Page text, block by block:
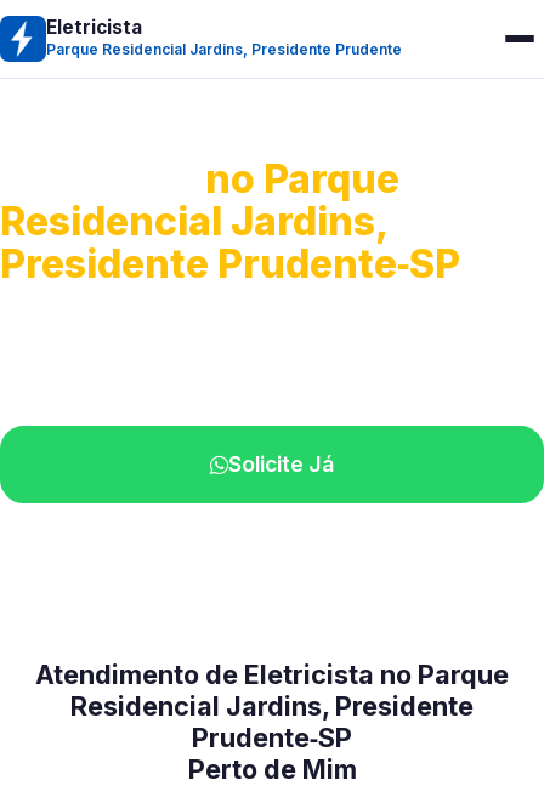
Eletricista
Parque Residencial Jardins, Presidente Prudente
no Parque
Residencial Jardins,
Presidente Prudente‑SP
Solicite Já
Atendimento de Eletricista no Parque
Residencial Jardins, Presidente
Prudente‑SP
Perto de Mim